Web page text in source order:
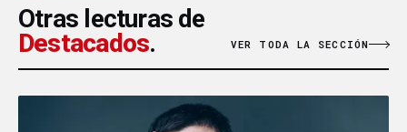
Otras lecturas de
Destacados. VER TODA LA SECCIÓN